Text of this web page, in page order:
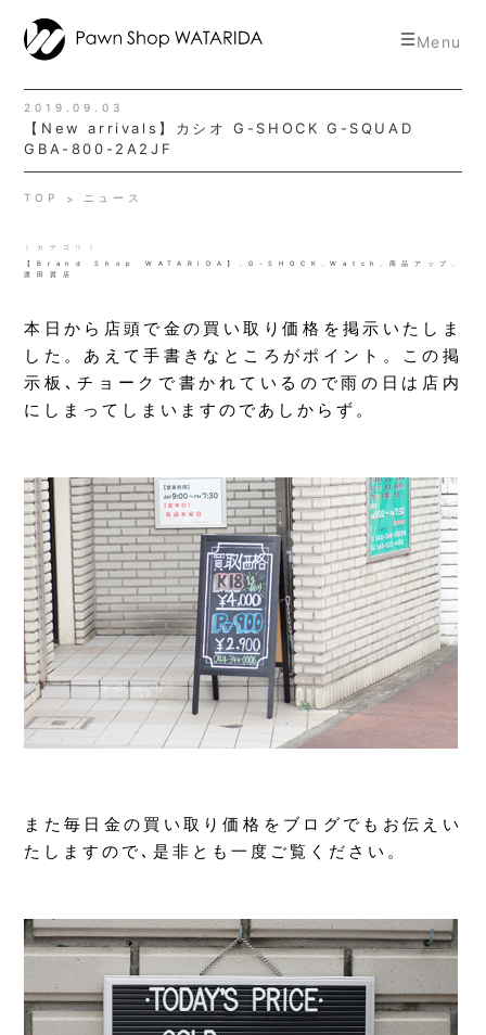
toggle
Menu
2019.09.03
【New arrivals】カシオ G-SHOCK G-SQUAD
GBA-800-2A2JF
TOP ニュース
｜カテゴリ｜
【Brand Shop WATARIDA】 G-SHOCK ,Watch 商品アップ
渡田質店
本日から店頭で金の買い取り価格を掲示いたしま
した。あえて手書きなところがポイント。この掲
示板､チョークで書かれているので雨の日は店内
にしまってしまいますのであしからず。
また毎日金の買い取り価格をブログでもお伝えい
たしますので､是非とも一度ご覧ください。